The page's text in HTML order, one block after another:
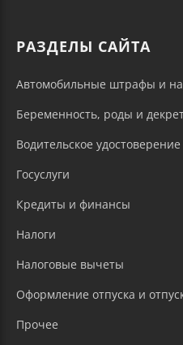
РАЗДЕЛЫ САЙТА
Автомобильные штрафы и
Беременность, роды и
Водительское
Госуслуги
Кредиты и финансы
Налоги
Налоговые вычеты
Оформление отпуска и
Прочее